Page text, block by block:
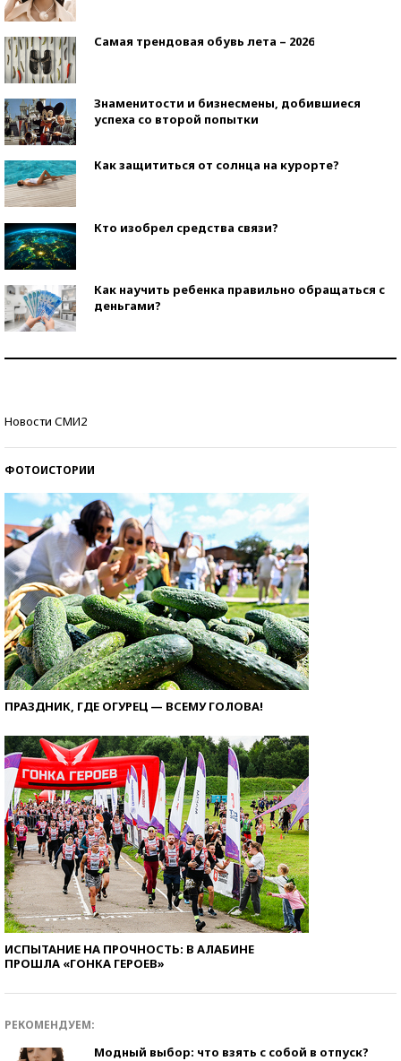
Самая трендовая обувь лета – 2026
Знаменитости и бизнесмены, добившиеся
успеха со второй попытки
Как защититься от солнца на курорте?
Кто изобрел средства связи?
Как научить ребенка правильно обращаться с
деньгами?
Новости СМИ2
ФОТОИСТОРИИ
ПРАЗДНИК, ГДЕ ОГУРЕЦ — ВСЕМУ ГОЛОВА!
ИСПЫТАНИЕ НА ПРОЧНОСТЬ: В АЛАБИНЕ
ПРОШЛА «ГОНКА ГЕРОЕВ»
РЕКОМЕНДУЕМ:
Модный выбор: что взять с собой в отпуск?